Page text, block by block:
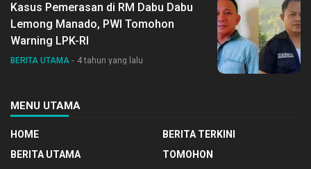
Kasus Pemerasan di RM Dabu Dabu
Lemong Manado, PWI Tomohon
Warning LPK-RI
BERITA UTAMA 4 tahun yang lalu
MENU UTAMA
HOME
BERITA TERKINI
BERITA UTAMA
TOMOHON